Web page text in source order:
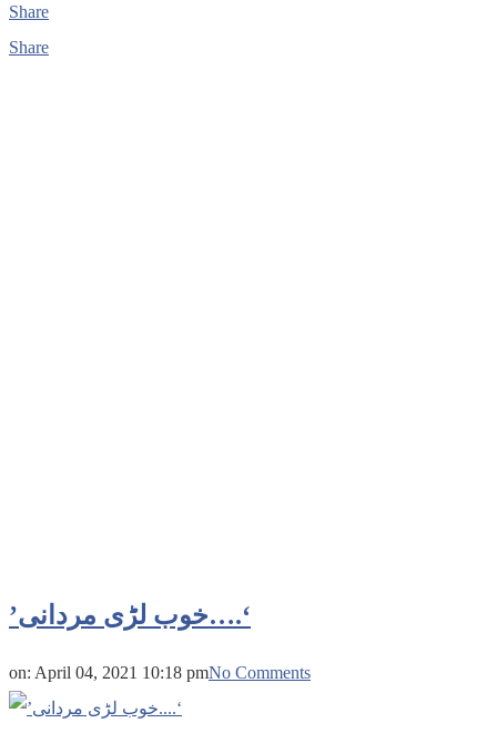
Share
Share
’خوب لڑی مردانی….‘
on: April 04, 2021 10:18 pmNo Comments